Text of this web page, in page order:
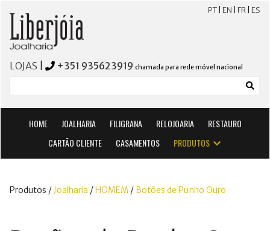
PT EN FR ES
LOJAS +351 935623919 chamada para rede móvel nacional
HOME JOALHARIA FILIGRANA RELOJOARIA
RESTAURO
CARTÃO CLIENTE
CASAMENTOS PRODUTOS
Produtos / Joalharia /HOMEM / Botões de Punho Ouro